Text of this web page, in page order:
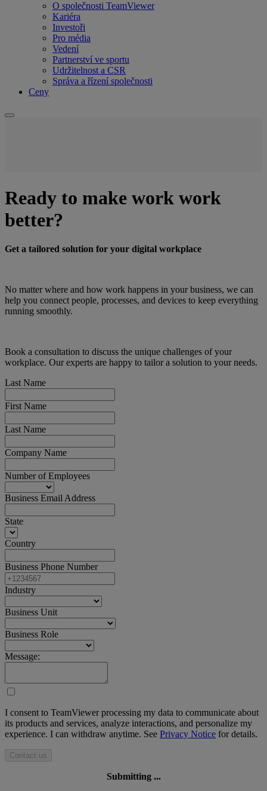
O společnosti TeamViewer
Kariéra
Investoři
Pro média
Vedení
Partnerství ve sportu
Udržitelnost a CSR
Správa a řízení společnosti
Ceny
Ready to make work work
better?
Get a tailored solution for your digital workplace
No matter where and how work happens in your business, we can
help you connect people, processes, and devices to keep everything
running smoothly.
Book a consultation to discuss the unique challenges of your
workplace. Our experts are happy to tailor a solution to your needs.
Last Name
First Name
Last Name
Company Name
Number of Employees
Business Email Address
State
Country
Business Phone Number
Industry
Business Unit
Business Role
Message:
I consent to TeamViewer processing my data to communicate about
its products and services, analyze interactions, and personalize my
experience. I can withdraw anytime. See Privacy Notice for details.
Contact us
Submitting ...